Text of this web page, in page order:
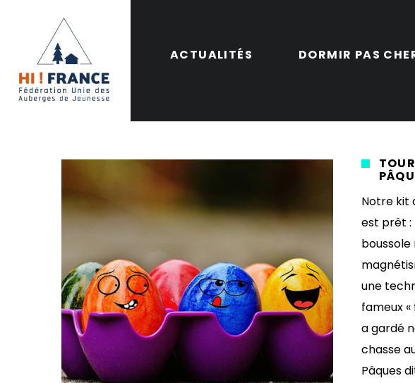
ACTUALITÉS DORMIR PAS
Notre kit
est prêt :
une
fameux «
a gardé
chasse
Pâques